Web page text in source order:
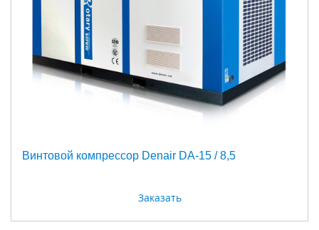
Винтовой компрессор Denair DA-15 / 8,5
Заказать